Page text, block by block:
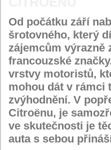
Od počátku září
šrotovného, který
zájemcům výrazně
francouzské
vrstvy motoristů,
mohou dát v rámci
zvýhodnění. V
Citroënu, je
ve skutečnosti je
auta s sebou